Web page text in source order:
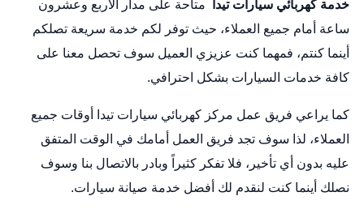
خدمة كهربائي سيارات تيدا
متاحة على مدار الأربع وعشرون
ساعة أمام جميع العملاء، حيث توفر لكم خدمة سريعة تصلكم
أينما كنتم، فمهما كنت عزيزي العميل سوف تحصل معنا على
كافة خدمات السيارات بشكل احترافي.
كما يراعي فريق عمل مركز كهربائي سيارات تيدا أوقات جميع
العملاء، لذا سوف تجد فريق العمل أمامك في الوقت المتفق
عليه بدون أي تأخير، فلا تفكر كثيراً وبادر بالاتصال بنا وسوف
نصلك أينما كنت لنقدم لك أفضل خدمة صيانة سيارات.